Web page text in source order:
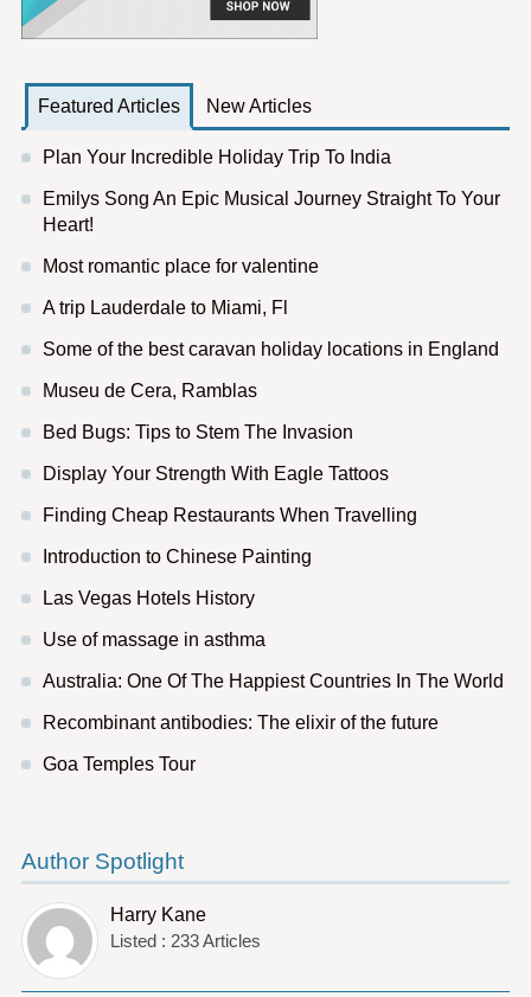
Featured Articles New Articles
Plan Your Incredible Holiday Trip To India
Emilys Song An Epic Musical Journey Straight To Your
Heart!
Most romantic place for valentine
A trip Lauderdale to Miami, Fl
Some of the best caravan holiday locations in England
Museu de Cera, Ramblas
Bed Bugs: Tips to Stem The Invasion
Display Your Strength With Eagle Tattoos
Finding Cheap Restaurants When Travelling
Introduction to Chinese Painting
Las Vegas Hotels History
Use of massage in asthma
Australia: One Of The Happiest Countries In The World
Recombinant antibodies: The elixir of the future
Goa Temples Tour
Author Spotlight
Harry Kane
Listed : 233 Articles